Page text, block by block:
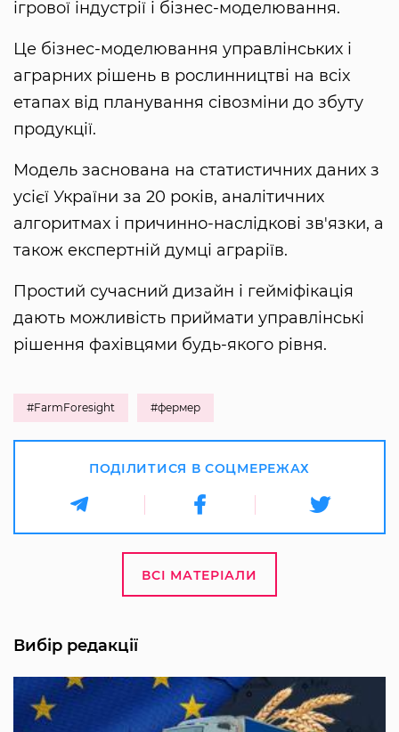
ігрової індустрії і бізнес-моделювання.
Це бізнес-моделювання управлінських і
аграрних рішень в рослинництві на всіх
етапах від планування сівозміни до збуту
продукції.
Модель заснована на статистичних даних з
усієї України за 20 років, аналітичних
алгоритмах і причинно-наслідкові зв'язки, а
також експертній думці аграріїв.
Простий сучасний дизайн і гейміфікація
дають можливість приймати управлінські
рішення фахівцями будь-якого рівня.
#FarmForesight #фермер
ПОДІЛИТИСЯ В СОЦМЕРЕЖАХ
ВСІ МАТЕРІАЛИ
Вибір редакції